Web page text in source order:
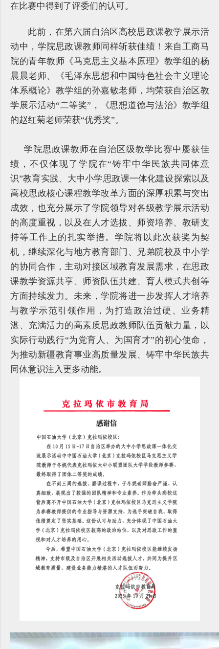
在比赛中得到了评委们的认可。
此前，在第六届自治区高校思政课教学展示活
动中，学院思政课教师同样斩获佳绩！来自工商马
院的青年教师《马克思主义基本原理》教学组的杨
晨晨老师、《毛泽东思想和中国特色社会主义理论
体系概论》教学组的孙嘉敏老师，均荣获自治区教
学展示活动“二等奖”，《思想道德与法治》教学组
的赵红菊老师荣获“优秀奖”。
学院思政课教师在自治区级教学比赛中屡获佳
绩，不仅体现了学院在“铸牢中华民族共同体意
识”教育实践、大中小学思政课一体化建设探索以及
高校思政核心课程教学改革方面的深厚积累与突出
成效，也充分展示了学院领导对各级教学展示活动
的高度重视，以及在人才选拔、师资培养、教研支
持等工作上的扎实举措。学院将以此次获奖为契
机，继续深化与地方教育部门、兄弟院校及中小学
的协同合作，主动对接区域教育发展需求，在思政
课教学资源共享、师资队伍共建、育人模式共创等
方面持续发力。未来，学院将进一步发挥人才培养
与教学示范引领作用，为打造政治过硬、业务精
湛、充满活力的高素质思政教师队伍贡献力量，以
实际行动践行“为党育人、为国育才”的初心使命，
为推动新疆教育事业高质量发展、铸牢中华民族共
同体意识注入更多动能。